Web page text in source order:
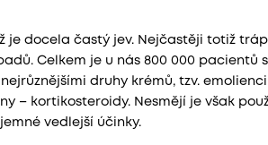
je docela častý jev. Nejčastěji totiž
Celkem je u nás 800 000 pacientů
druhy krémů, tzv.
– kortikosteroidy. Nesmějí je však
vedlejší účinky.